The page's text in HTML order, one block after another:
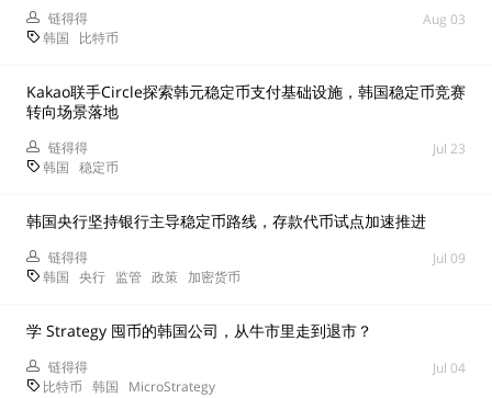
链得得
Aug 03
韩国
比特币
Kakao联手Circle探索韩元稳定币支付基础设施，韩国稳定币竞赛
转向场景落地
链得得
Jul 23
韩国 稳定币
韩国央行坚持银行主导稳定币路线，存款代币试点加速推进
链得得
Jul 09
韩国 央行 监管 政策 加密货币
学 Strategy 囤币的韩国公司，从牛市里走到退市？
链得得
Jul 04
比特币 韩国 MicroStrategy